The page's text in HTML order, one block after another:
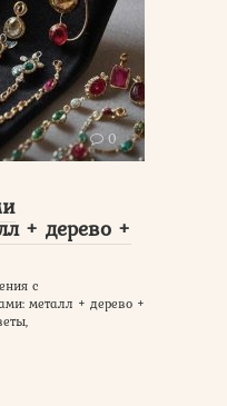
0
+ дерево +
с
металл + дерево +